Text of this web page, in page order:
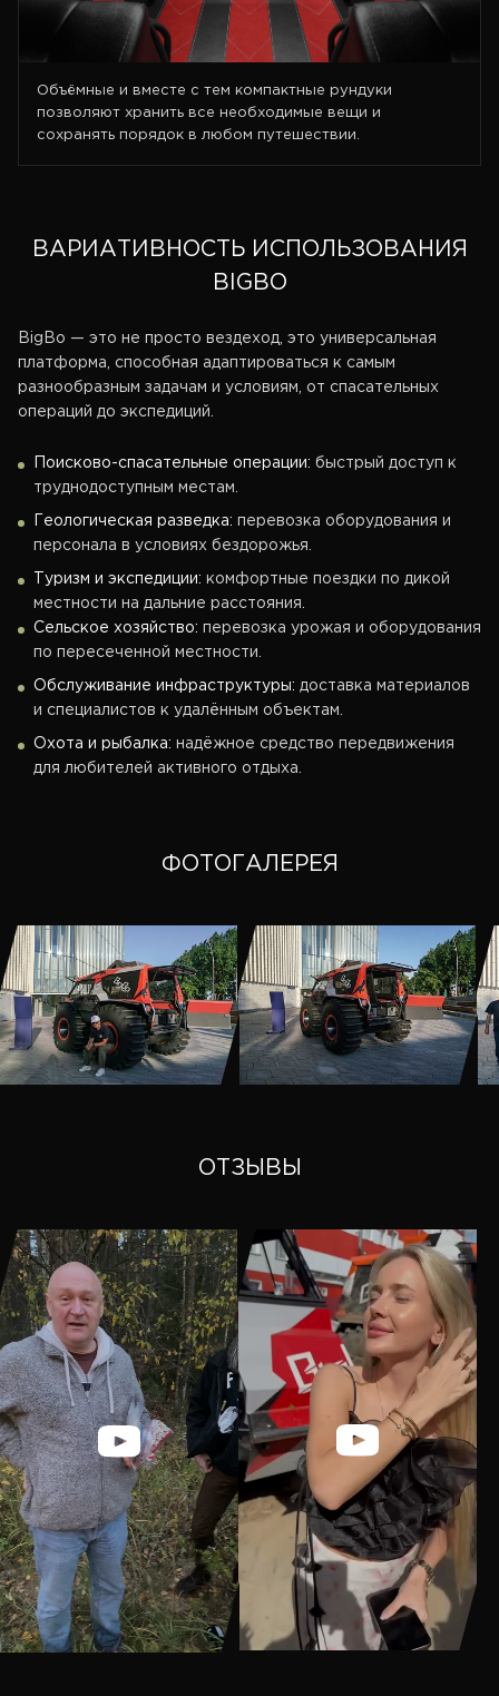
Объёмные и вместе с тем компактные рундуки
позволяют хранить все необходимые вещи и
сохранять порядок в любом путешествии.
ВАРИАТИВНОСТЬ ИСПОЛЬЗОВАНИЯ
BIGBO
BigBo — это не просто вездеход, это универсальная
платформа, способная адаптироваться к самым
разнообразным задачам и условиям, от спасательных
операций до экспедиций.
Поисково-спасательные операции: быстрый доступ к
труднодоступным местам.
Геологическая разведка: перевозка оборудования и
персонала в условиях бездорожья.
Туризм и экспедиции: комфортные поездки по дикой
местности на дальние расстояния.
Сельское хозяйство: перевозка урожая и оборудования
по пересеченной местности.
Обслуживание инфраструктуры: доставка материалов
и специалистов к удалённым объектам.
Охота и рыбалка: надёжное средство передвижения
для любителей активного отдыха.
ФОТОГАЛЕРЕЯ
ОТЗЫВЫ